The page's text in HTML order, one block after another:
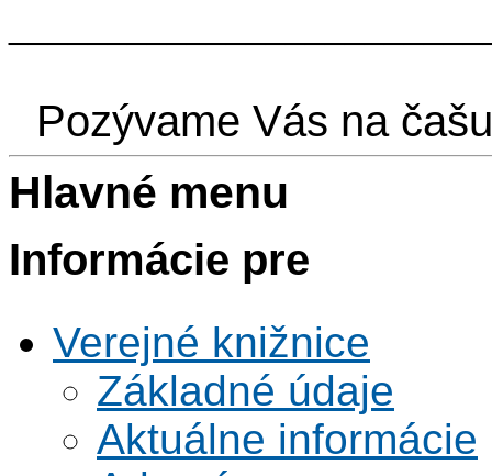
Pozývame Vás na
Hlavné menu
Informácie pre
Verejné knižnice
Základné údaje
Aktuálne informácie